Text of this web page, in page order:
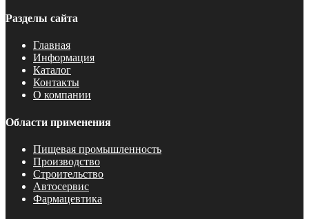
Разделы сайта
Главная
Информация
Каталог
Контакты
О компании
Области применения
Пищевая промышленность
Производство
Строительство
Автосервис
Фармацевтика